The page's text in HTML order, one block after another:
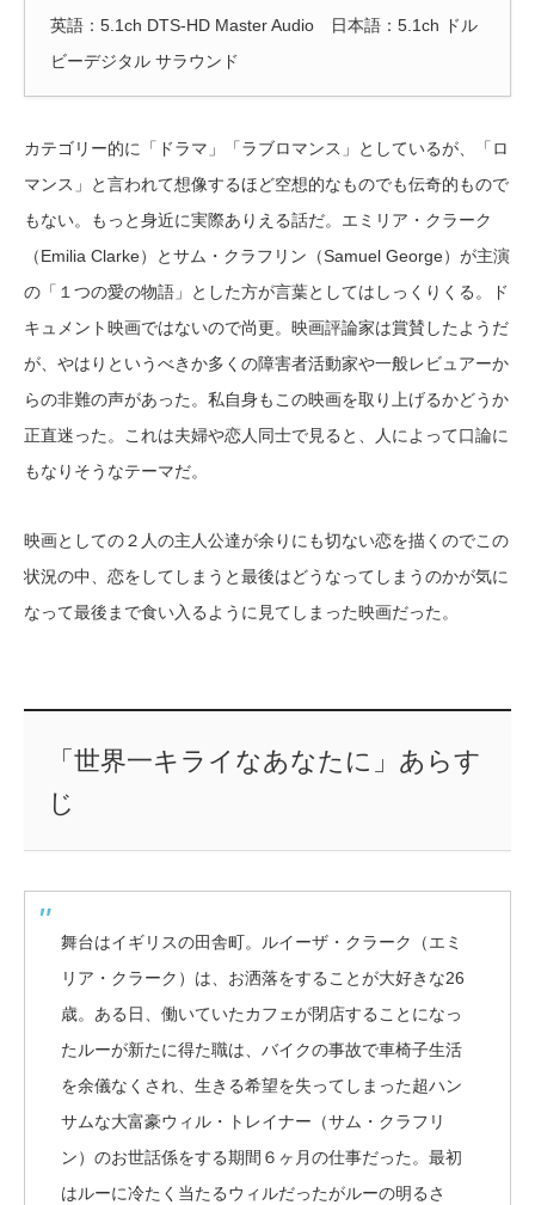
英語：5.1ch DTS-HD Master Audio 日本語：5.1ch ドル
ビーデジタル サラウンド
カテゴリー的に「ドラマ」「ラブロマンス」としているが、「ロ
マンス」と言われて想像するほど空想的なものでも伝奇的もので
もない。もっと身近に実際ありえる話だ。エミリア・クラーク
（Emilia Clarke）とサム・クラフリン（Samuel George）が主演
の「１つの愛の物語」とした方が言葉としてはしっくりくる。ド
キュメント映画ではないので尚更。映画評論家は賞賛したようだ
が、やはりというべきか多くの障害者活動家や一般レビュアーか
らの非難の声があった。私自身もこの映画を取り上げるかどうか
正直迷った。これは夫婦や恋人同士で見ると、人によって口論に
もなりそうなテーマだ。
映画としての２人の主人公達が余りにも切ない恋を描くのでこの
状況の中、恋をしてしまうと最後はどうなってしまうのかが気に
なって最後まで食い入るように見てしまった映画だった。
「世界一キライなあなたに」あらす
じ
舞台はイギリスの田舎町。ルイーザ・クラーク（エミ
リア・クラーク）は、お洒落をすることが大好きな26
歳。ある日、働いていたカフェが閉店することになっ
たルーが新たに得た職は、バイクの事故で車椅子生活
を余儀なくされ、生きる希望を失ってしまった超ハン
サムな大富豪ウィル・トレイナー（サム・クラフリ
ン）のお世話係をする期間６ヶ月の仕事だった。最初
はルーに冷たく当たるウィルだったがルーの明るさ